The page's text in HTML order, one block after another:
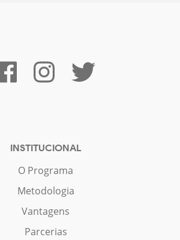
INSTITUCIONAL
O Programa
Metodologia
Vantagens
Parcerias